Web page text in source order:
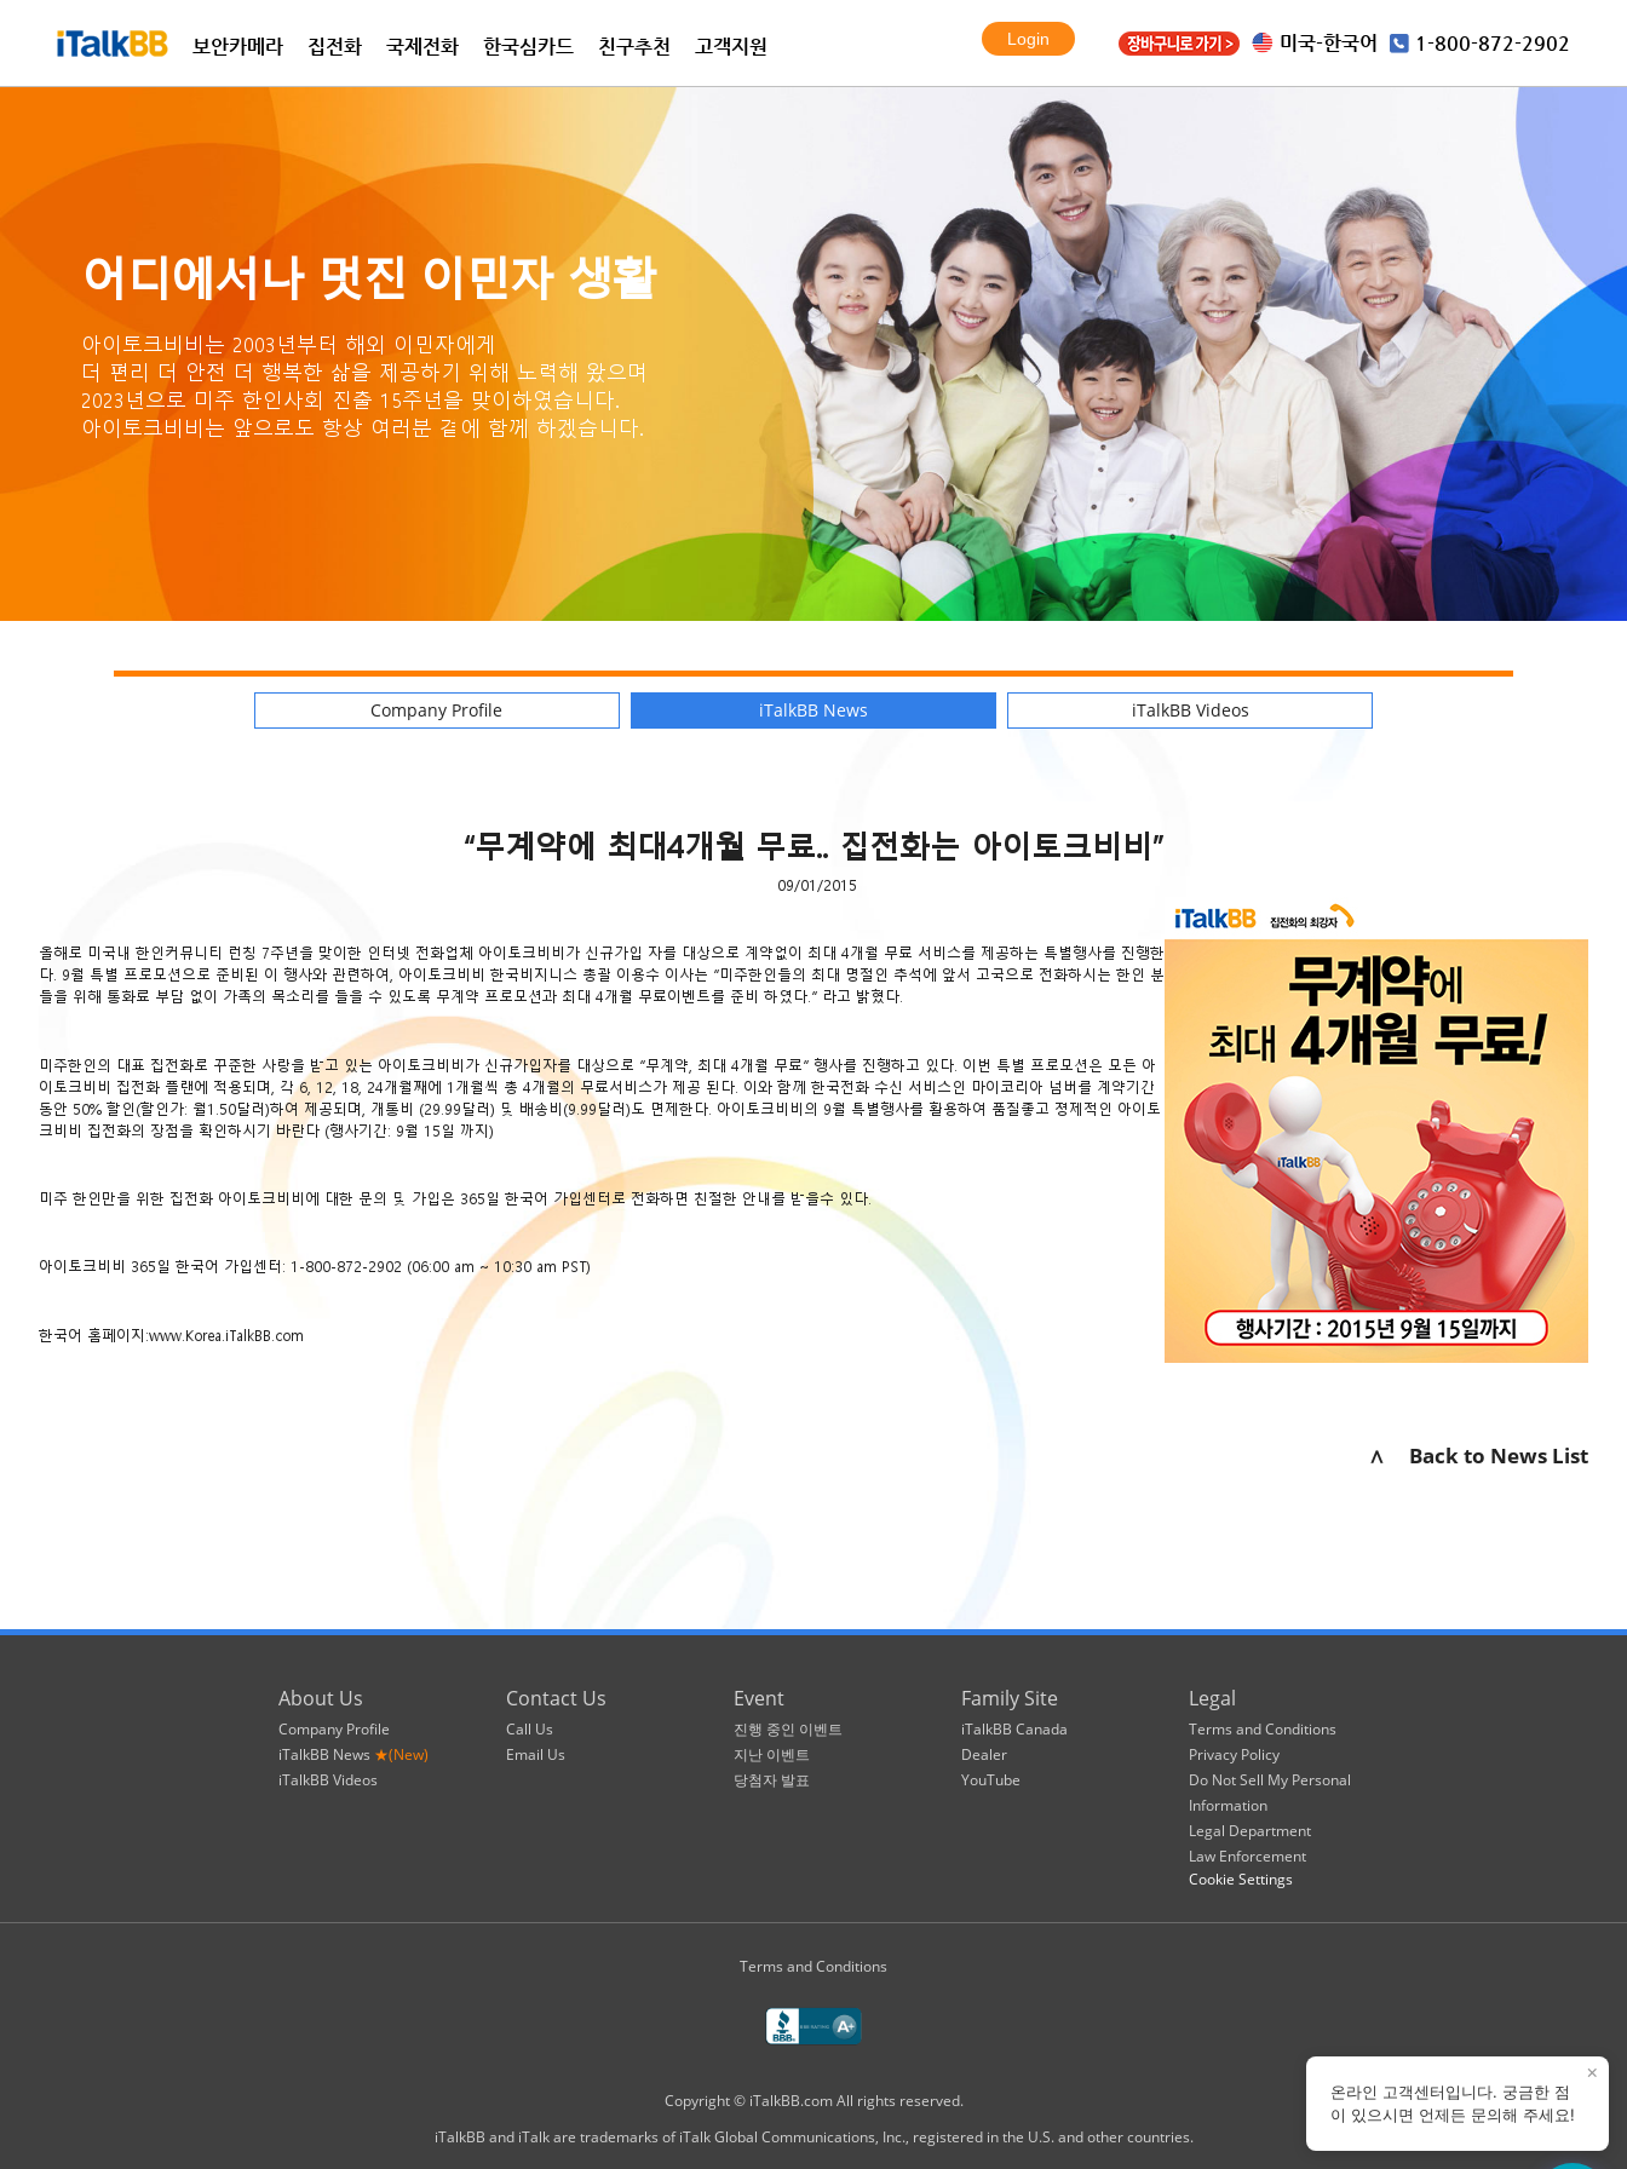
보안카메라 집전화 국제전화 한국심카드 친구추천 고객지원 미국-한국어 1-800-872-2902
보안카메라 알람시스템
집전화 플랜 프라임 서비스 국제통화 요금표
국제전화 프라임 아이토크 엠 국제통화 요금표
한국여행eSIM데이터
어디에서나 멋진 이민자 생활
아이토크비비는 2003년부터 해외 이민자에게
더 편리 더 안전 더 행복한 삶을 제공하기 위해 노력해 왔으며
2023년으로 미주 한인사회 진출 15주년을 맞이하였습니다.
아이토크비비는 앞으로도 항상 여러분 곁에 함께 하겠습니다.
Company Profile iTalkBB News iTalkBB Videos
“무계약에 최대4개월 무료.. 집전화는 아이토크비비”
09/01/2015
올해로 미국내 한인커뮤니티 런칭 7주년을 맞이한 인터넷 전화업체 아이토크비비가 신규가입 자를 대상으로 계약없이 최대 4개월 무료 서비스를 제공하는 특별행사를 진행한
다. 9월 특별 프로모션으로 준비된 이 행사와 관련하여, 아이토크비비 한국비지니스 총괄 이용수 이사는 “미주한인들의 최대 명절인 추석에 앞서 고국으로 전화하시는 한인 분
들을 위해 통화료 부담 없이 가족의 목소리를 들을 수 있도록 무계약 프로모션과 최대 4개월 무료이벤트를 준비 하였다.” 라고 밝혔다.
미주한인의 대표 집전화로 꾸준한 사랑을 받고 있는 아이토크비비가 신규가입자를 대상으로 “무계약, 최대 4개월 무료” 행사를 진행하고 있다. 이번 특별 프로모션은 모든 아
이토크비비 집전화 플랜에 적용되며, 각 6, 12, 18, 24개월째에 1개월씩 총 4개월의 무료서비스가 제공 된다. 이와 함께 한국전화 수신 서비스인 마이코리아 넘버를 계약기간
동안 50% 할인(할인가: 월1.50달러)하여 제공되며, 개통비 (29.99달러) 및 배송비(9.99달러)도 면제한다. 아이토크비비의 9월 특별행사를 활용하여 품질좋고 졍제적인 아이토
크비비 집전화의 장점을 확인하시기 바란다 (행사기간: 9월 15일 까지)
미주 한인만을 위한 집전화 아이토크비비에 대한 문의 및 가입은 365일 한국어 가입센터로 전화하면 친절한 안내를 받을수 있다.
아이토크비비 365일 한국어 가입센터: 1-800-872-2902 (06:00 am ~ 10:30 am PST)
한국어 홈페이지:www.Korea.iTalkBB.com
∧ Back to News List
About Us
Company Profile
iTalkBB News ★(New)
iTalkBB Videos
Contact Us
Call Us
Email Us
Event
진행 중인 이벤트
지난 이벤트
당첨자 발표
Family Site
iTalkBB Canada
Dealer
YouTube
Legal
Terms and Conditions
Privacy Policy
Do Not Sell My Personal
Information
Legal Department
Law Enforcement
Cookie Settings
Terms and Conditions
Copyright © iTalkBB.com All rights reserved.
iTalkBB and iTalk are trademarks of iTalk Global Communications, Inc., registered in the U.S. and other countries.
온라인 고객센터입니다. 궁금한 점
이 있으시면 언제든 문의해 주세요!
×